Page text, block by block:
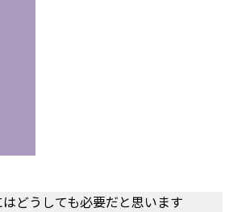
どうしても必要だと思います